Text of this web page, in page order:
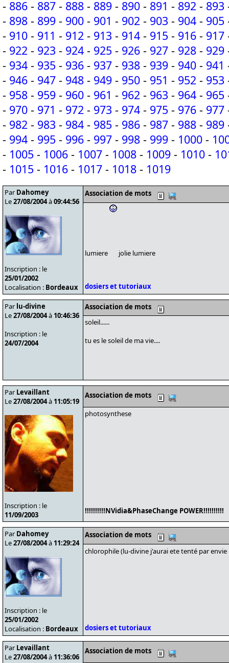
- 886 - 887 - 888 - 889 - 890 - 891 - 892 - 893
- 898 - 899 - 900 - 901 - 902 - 903 - 904 - 905
- 910 - 911 - 912 - 913 - 914 - 915 - 916 - 917
- 922 - 923 - 924 - 925 - 926 - 927 - 928 - 929
- 934 - 935 - 936 - 937 - 938 - 939 - 940 - 941
- 946 - 947 - 948 - 949 - 950 - 951 - 952 - 953
- 958 - 959 - 960 - 961 - 962 - 963 - 964 - 965
- 970 - 971 - 972 - 973 - 974 - 975 - 976 - 977
- 982 - 983 - 984 - 985 - 986 - 987 - 988 - 989
- 994 - 995 - 996 - 997 - 998 - 999 - 1000 -
- 1005 - 1006 - 1007 - 1008 - 1009 - 1010 -
- 1015 - 1016 - 1017 - 1018 - 1019
Par Dahomey
Le27/08/2004à09:44:56
Inscription : le
25/01/2002
Localisation : Bordeaux
Association de mots
lumiere jolie lumiere
dosiers et tutoriaux
Par lu-divine
Le27/08/2004à 10:46:36
Inscription : le
24/07/2004
Association de mots
soleil......
tu es le soleil de ma vie....
Par Levaillant
Le27/08/2004à 11:05:19
Inscription : le
11/09/2003
Association de mots
photosynthese
!!!!!!!!!!NVidia&PhaseChange POWER!!!!!!!!!!
Par Dahomey
Le27/08/2004à 11:29:24
Inscription : le
25/01/2002
Localisation : Bordeaux
Association de mots
chlorophile (lu-divine j'aurai ete tenté par
dosiers et tutoriaux
Par Levaillant
Le27/08/2004à 11:36:06
Association de mots